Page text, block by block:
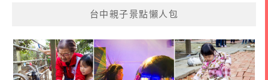
台中親子景點懶人包